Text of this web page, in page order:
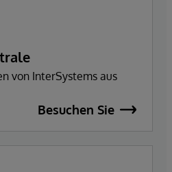
von InterSystems aus
Besuchen Sie